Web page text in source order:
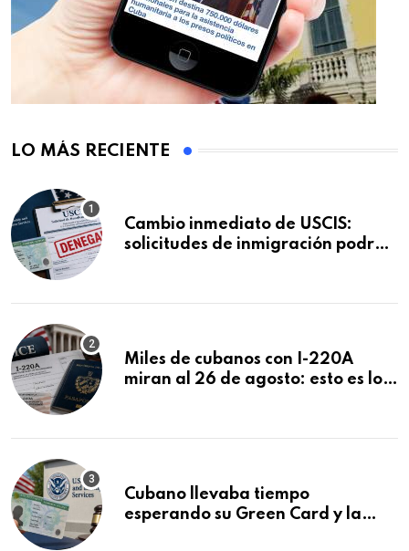
LO MÁS RECIENTE
Cambio inmediato de USCIS:
solicitudes de inmigración podrán
Miles de cubanos con I-220A
miran al 26 de agosto: esto es lo
Cubano llevaba tiempo
esperando su Green Card y la